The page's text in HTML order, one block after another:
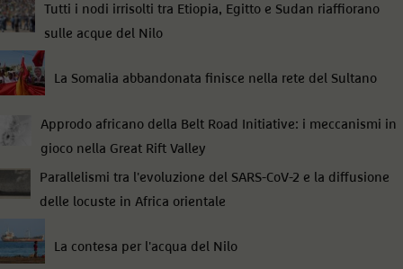
Tutti i nodi irrisolti tra Etiopia, Egitto e Sudan riaffiorano
sulle acque del Nilo
La Somalia abbandonata finisce nella rete del Sultano
Approdo africano della Belt Road Initiative: i meccanismi in
gioco nella Great Rift Valley
Parallelismi tra l'evoluzione del SARS-CoV-2 e la diffusione
delle locuste in Africa orientale
La contesa per l'acqua del Nilo